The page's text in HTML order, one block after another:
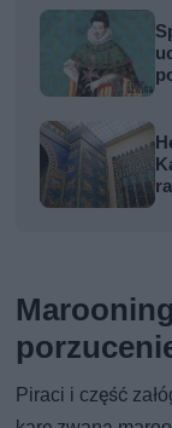
Piraci i część